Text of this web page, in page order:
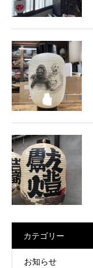
カテゴリー
お知らせ